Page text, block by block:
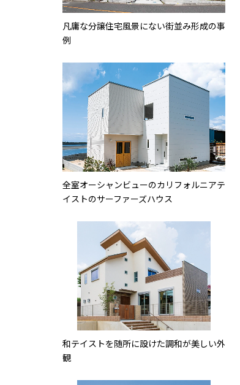
凡庸な分譲住宅風景にない街並み形成の事
例
全室オーシャンビューのカリフォルニアテ
イストのサーファーズハウス
和テイストを随所に設けた調和が美しい外
観